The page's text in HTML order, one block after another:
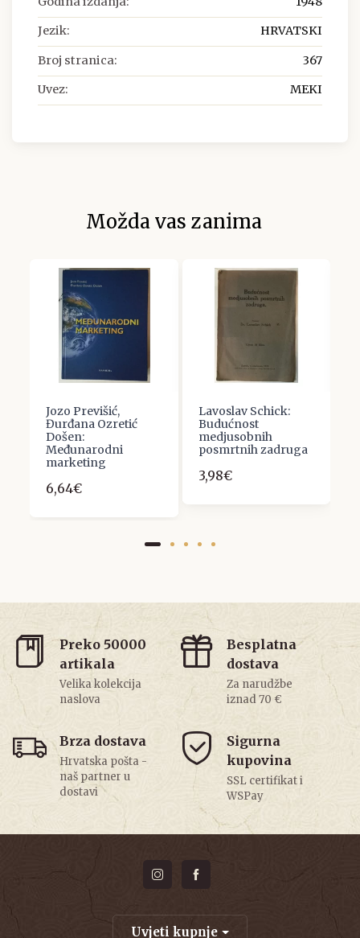
Jezik: HRVATSKI
Broj stranica: 367
Uvez: MEKI
Možda vas zanima
Jozo Previšić,
Đurđana Ozretić
Došen:
Međunarodni
marketing
6,64€
Lavoslav Schick:
Budućnost
medjusobnih
posmrtnih zadruga
3,98€
Preko 50000
artikala
Velika kolekcija
naslova
Besplatna
dostava
Za narudžbe
iznad 70 €
Brza dostava
Hrvatska pošta -
naš partner u
dostavi
Sigurna
kupovina
SSL certifikat i
WSPay
Uvjeti kupnje